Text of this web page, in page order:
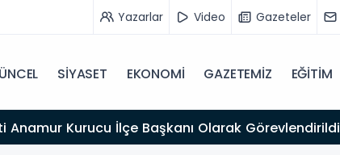
Yazarlar Video Gazeteler
SİYASET EKONOMİ GAZETEMİZ EĞİTİM
Anamur Kurucu İlçe Başkanı Olarak Görevlendirildi